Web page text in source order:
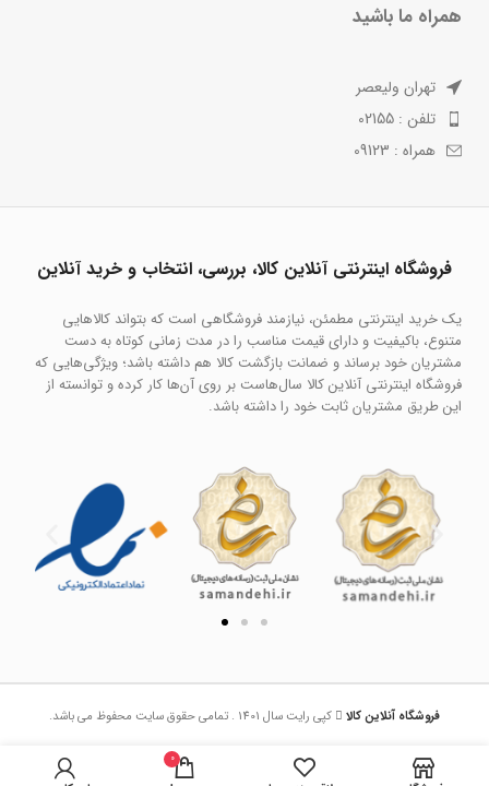
همراه ما باشید
تهران ولیعصر
تلفن : 02155
همراه : 09123
فروشگاه اینترنتی آنلاین کالا، بررسی، انتخاب و خرید آنلاین
یک خرید اینترنتی مطمئن، نیازمند فروشگاهی است که بتواند کالاهایی
متنوع، باکیفیت و دارای قیمت مناسب را در مدت زمانی کوتاه به دست
مشتریان خود برساند و ضمانت بازگشت کالا هم داشته باشد؛ ویژگی‌هایی که
فروشگاه اینترنتی آنلاین کالا سال‌هاست بر روی آن‌ها کار کرده و توانسته از
این طریق مشتریان ثابت خود را داشته باشد.
فروشگاه آنلاین کالا کپی رایت سال 1401 . تمامی حقوق سایت محفوظ می باشد.
0